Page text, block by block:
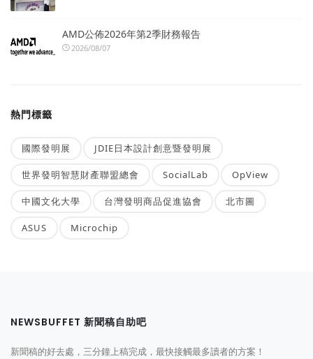
AMD公佈2026年第2季財務報告
2026/08/07
熱門標籤
國際發明展 JDIE日本設計創意暨發明展
世界發明智慧財產聯盟總會 SocialLab OpView
中國文化大學 台灣發明商品促進協會 北市圖
ASUS Microchip
NEWSBUFFET 新聞稿自助吧
新聞稿的好去處，三分鐘上稿完成，最快接觸最多讀者的方案！